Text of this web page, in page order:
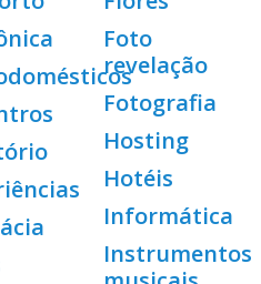
Foto
revelação
Fotografia
Hosting
Hotéis
Informática
Instrumentos